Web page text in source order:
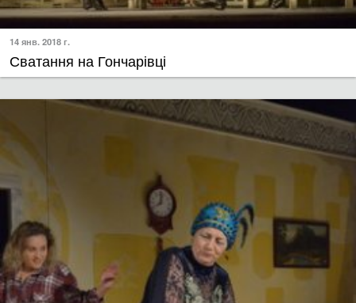
14 янв. 2018 г.
Сватання на Гончарівці